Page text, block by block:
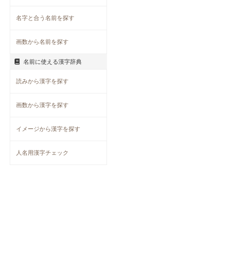
名字と合う名前を探す
画数から名前を探す
名前に使える漢字辞典
読みから漢字を探す
画数から漢字を探す
イメージから漢字を探す
人名用漢字チェック